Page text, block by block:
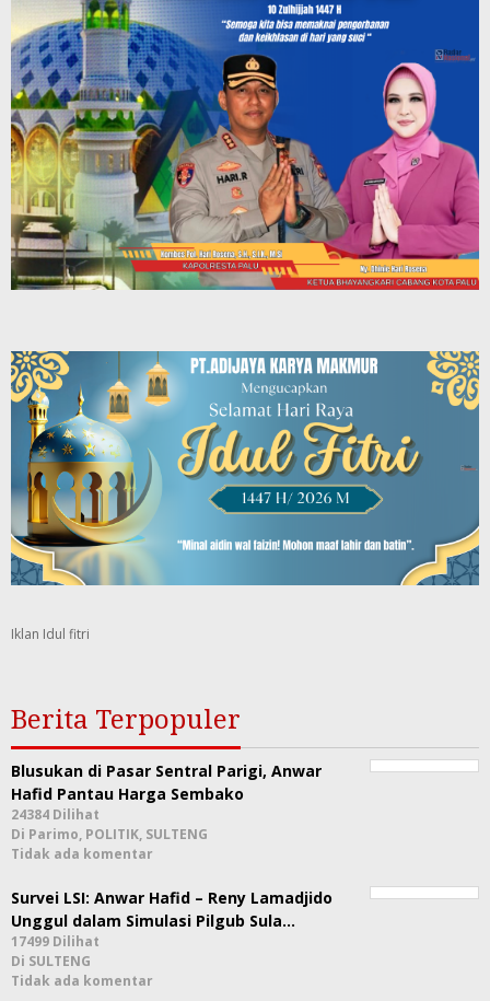
Iklan Idul fitri
Berita Terpopuler
Blusukan di Pasar Sentral Parigi, Anwar
Hafid Pantau Harga Sembako
24384 Dilihat
Di Parimo, POLITIK, SULTENG
Tidak ada komentar
Survei LSI: Anwar Hafid – Reny Lamadjido
Unggul dalam Simulasi Pilgub Sula…
17499 Dilihat
Di SULTENG
Tidak ada komentar